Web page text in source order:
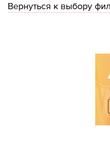
Вернуться к выбору